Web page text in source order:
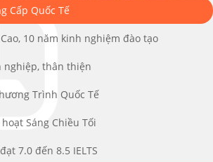
Cấp Quốc Tế
10 năm kinh nghiệm đào tạo
nghiệp, thân thiện
Trình Quốc Tế
Sáng Chiều Tối
7.0 đến 8.5 IELTS